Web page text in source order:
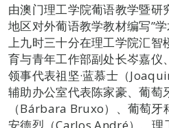
由澳门理工学院葡语教学暨研
地区对外葡语教学教材编写”
上九时三十分在理工学院汇智
育与青年工作部副处长岑嘉仪
领事代表祖坚·蓝慕士（
辅助办公室代表陈家豪、葡萄
（Bárbara Bruxo）、葡萄牙
安德烈（Carlos André）、理